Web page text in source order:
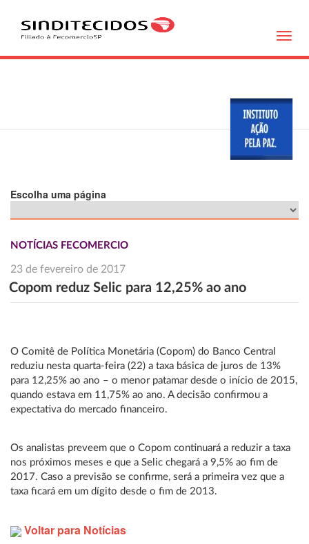
Escolha uma página
NOTÍCIAS FECOMERCIO
23 de fevereiro de 2017
Copom reduz Selic para 12,25% ao ano
O Comitê de Política Monetária (Copom) do Banco Central
reduziu nesta quarta-feira (22) a taxa básica de juros de 13%
para 12,25% ao ano – o menor patamar desde o início de 2015,
quando estava em 11,75% ao ano. A decisão confirmou a
expectativa do mercado financeiro.
Os analistas preveem que o Copom continuará a reduzir a taxa
nos próximos meses e que a Selic chegará a 9,5% ao fim de
2017. Caso a previsão se confirme, será a primeira vez que a
taxa ficará em um dígito desde o fim de 2013.
Voltar para Notícias